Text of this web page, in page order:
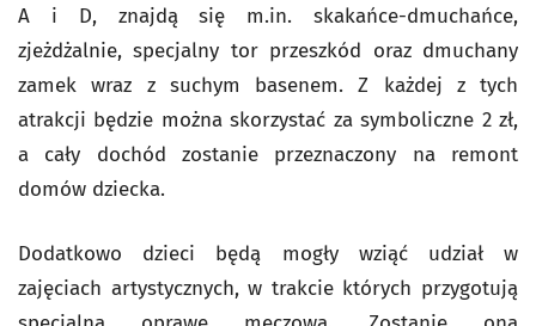
A i D, znajdą się m.in. skakańce-dmuchańce,
zjeżdżalnie, specjalny tor przeszkód oraz dmuchany
zamek wraz z suchym basenem. Z każdej z tych
atrakcji będzie można skorzystać za symboliczne 2 zł,
a cały dochód zostanie przeznaczony na remont
domów dziecka.
Dodatkowo dzieci będą mogły wziąć udział w
zajęciach artystycznych, w trakcie których przygotują